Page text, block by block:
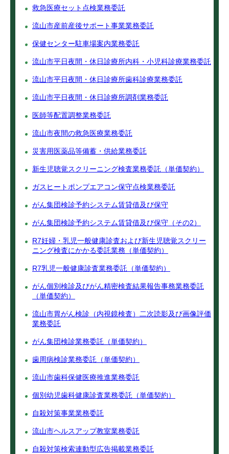
救急医療セット点検業務委託
流山市産前産後サポート事業業務委託
保健センター駐車場案内業務委託
流山市平日夜間・休日診療所内科・小児科診療業務委託
流山市平日夜間・休日診療所歯科診療業務委託
流山市平日夜間・休日診療所調剤業務委託
医師等配置調整業務委託
流山市夜間の救急医療業務委託
災害用医薬品等備蓄・供給業務委託
新生児聴覚スクリーニング検査業務委託（単価契約）
ガスヒートポンプエアコン保守点検業務委託
がん集団検診予約システム賃貸借及び保守
がん集団検診予約システム賃貸借及び保守（その2）
R7妊婦・乳児一般健康診査および新生児聴覚スクリー
ニング検査にかかる委託業務（単価契約）
R7乳児一般健康診査業務委託（単価契約）
がん個別検診及びがん精密検査結果報告事務業務委託
（単価契約）
流山市胃がん検診（内視鏡検査）二次読影及び画像評価
業務委託
がん集団検診業務委託（単価契約）
歯周病検診業務委託（単価契約）
流山市歯科保健医療推進業務委託
個別幼児歯科健康診査業務委託（単価契約）
自殺対策事業業務委託
流山市ヘルスアップ教室業務委託
自殺対策検索連動型広告掲載業務委託